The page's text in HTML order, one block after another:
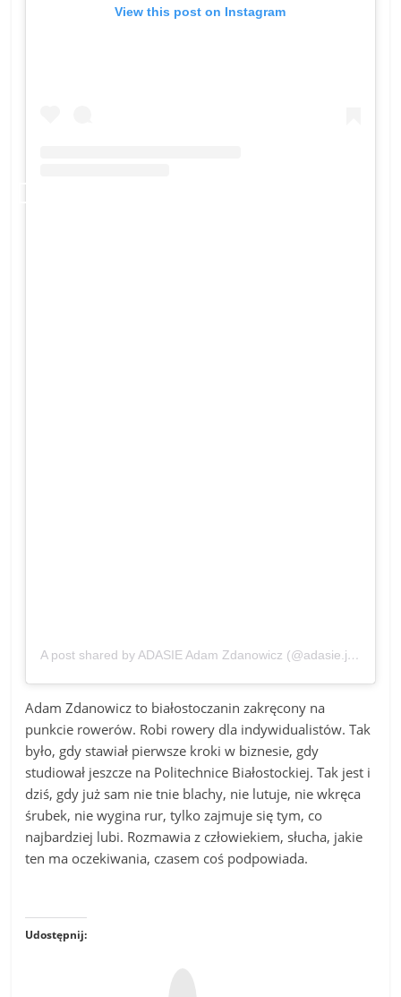
View this post on Instagram
A post shared by ADASIE Adam Zdanowicz (@adasie.jpg)
Adam Zdanowicz to białostoczanin zakręcony na
punkcie rowerów. Robi rowery dla indywidualistów. Tak
było, gdy stawiał pierwsze kroki w biznesie, gdy
studiował jeszcze na Politechnice Białostockiej. Tak jest i
dziś, gdy już sam nie tnie blachy, nie lutuje, nie wkręca
śrubek, nie wygina rur, tylko zajmuje się tym, co
najbardziej lubi. Rozmawia z człowiekiem, słucha, jakie
ten ma oczekiwania, czasem coś podpowiada.
Udostępnij: